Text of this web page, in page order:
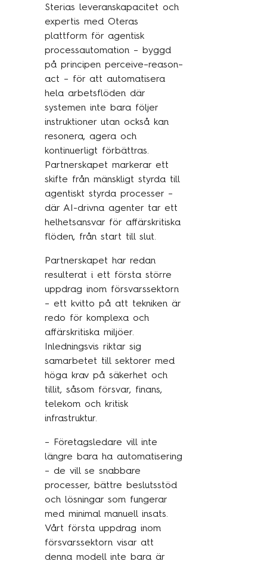
Traineeprogram
Meet the team
Aktuellt
Pressmeddelanden
Insikter
Event & webinars
Pressmeddelanden
Rapporter
Det digitala undret
Kontakta oss
Sterias leveranskapacitet och
expertis med Oteras
plattform för agentisk
processautomation – byggd
på principen perceive–reason–
act – för att automatisera
hela arbetsflöden där
systemen inte bara följer
instruktioner utan också kan
resonera, agera och
kontinuerligt förbättras.
Partnerskapet markerar ett
skifte från mänskligt styrda till
agentiskt styrda processer –
där AI-drivna agenter tar ett
helhetsansvar för affärskritiska
flöden, från start till slut.
Partnerskapet har redan
resulterat i ett första större
uppdrag inom försvarssektorn
– ett kvitto på att tekniken är
redo för komplexa och
affärskritiska miljöer.
Inledningsvis riktar sig
samarbetet till sektorer med
höga krav på säkerhet och
tillit, såsom försvar, finans,
telekom och kritisk
infrastruktur.
– Företagsledare vill inte
längre bara ha automatisering
– de vill se snabbare
processer, bättre beslutsstöd
och lösningar som fungerar
med minimal manuell insats.
Vårt första uppdrag inom
försvarssektorn visar att
denna modell inte bara är